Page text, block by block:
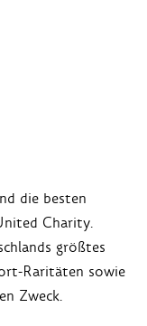
die besten
Charity.
größtes
Raritäten sowie
Zweck.